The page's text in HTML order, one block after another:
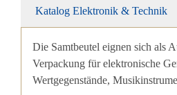
Katalog Elektronik & Technik
Die Samtbeutel eignen sich als
Verpackung für elektronische
Wertgegenstände,